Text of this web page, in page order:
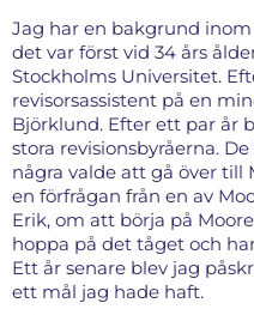
Jag har en bakgrund
det var först vid 34 års
Stockholms Universitet.
revisorsassistent på en
Björklund. Efter ett par år
stora revisionsbyråerna.
några valde att gå över till
en förfrågan från en av
Erik, om att börja på
hoppa på det tåget och
Ett år senare blev jag
ett mål jag hade haft.